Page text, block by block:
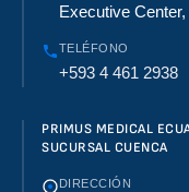
Executive
TELÉFONO
+593 4 461 2938
PRIMUS MEDICAL
SUCURSAL CUENCA
DIRECCIÓN